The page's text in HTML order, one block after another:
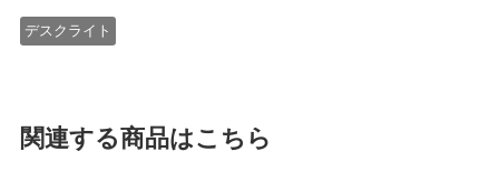
デスクライト
関連する商品はこちら